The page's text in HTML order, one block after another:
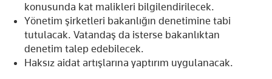
konusunda kat malikleri bilgilendirilecek.
Yönetim şirketleri bakanlığın denetimine tabi
tutulacak. Vatandaş da isterse bakanlıktan
denetim talep edebilecek.
Haksız aidat artışlarına yaptırım uygulanacak.